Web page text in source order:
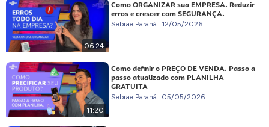
06:24
Como ORGANIZAR sua EMPRESA. Reduzir
erros e crescer com SEGURANÇA.
Sebrae Paraná 12/05/2026
11:20
Como definir o PREÇO DE VENDA. Passo a
passo atualizado com PLANILHA
GRATUITA
Sebrae Paraná 05/05/2026